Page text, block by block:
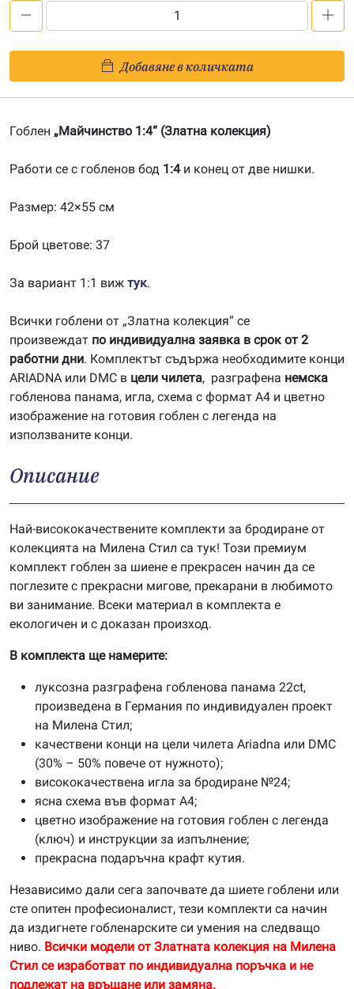
1:4-
20200145
Добавяне в количката
Гоблен „Майчинство 1:4“ (Златна колекция)
Работи се с гобленов бод 1:4и конец от две нишки.
Размер: 42×55 см
Брой цветове: 37
За вариант 1:1 виж тук.
Всички гоблени от „Златна колекция“ се
произвеждат по индивидуална заявка в срок от 2
работни дни. Комплектът съдържа необходимите конци
ARIADNA или DMC в цели чилета, разграфена немска
гобленова панама, игла, схема с формат А4 и цветно
изображение на готовия гоблен с легенда на
използваните конци.
Описание
Най-висококачествените комплекти за бродиране от
колекцията на Милена Стил са тук! Този премиум
комплект гоблен за шиене е прекрасен начин да се
поглезите с прекрасни мигове, прекарани в любимото
ви занимание. Всеки материал в комплекта е
екологичен и с доказан произход.
В комплекта ще намерите:
луксозна разграфена гобленова панама 22ct,
произведена в Германия по индивидуален проект
на Милена Стил;
качествени конци на цели чилета Ariadna или DMC
(30% – 50% повече от нужното);
висококачествена игла за бродиране №24;
ясна схема във формат А4;
цветно изображение на готовия гоблен с легенда
(ключ) и инструкции за изпълнение;
прекрасна подаръчна крафт кутия.
Независимо дали сега започвате да шиете гоблени или
сте опитен професионалист, тези комплекти са начин
да издигнете гобленарските си умения на следващо
ниво. Всички модели от Златната колекция на Милена
Стил се изработват по индивидуална поръчка и не
подлежат на връщане или замяна.